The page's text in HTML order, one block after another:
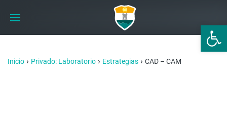
Abrir
Inicio › Privado: Laboratorio › Estrategias › CAD – CAM